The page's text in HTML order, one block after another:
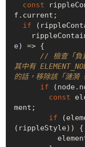
const
f.current;
if
e) => {
// 檢查「負
其中有
的話，移除該「漣漪
if
const
ment;
if
(rippleStyle)) {